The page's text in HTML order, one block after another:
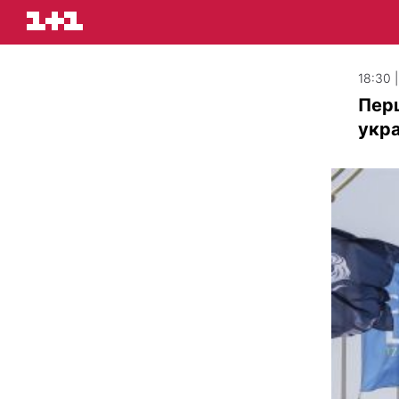
18:30